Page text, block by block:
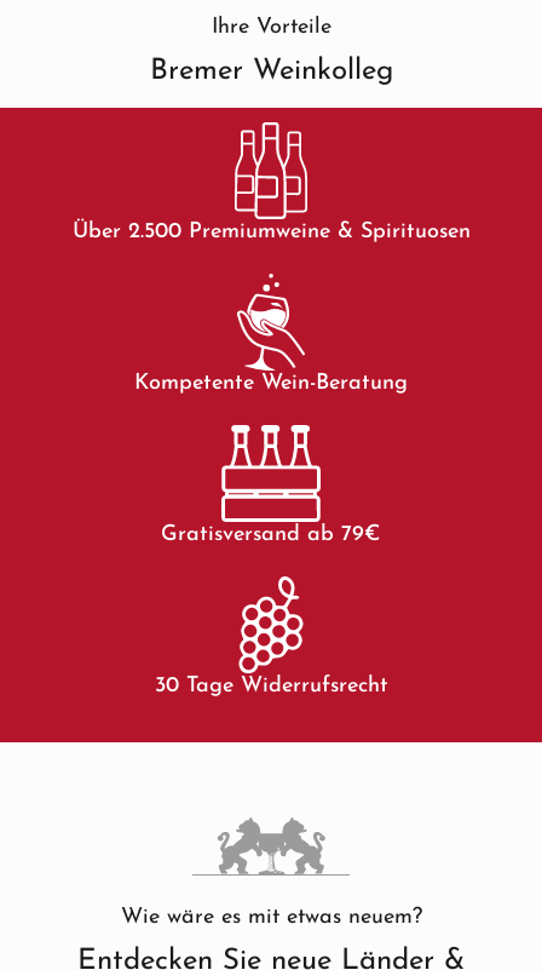
Ihre Vorteile
Bremer Weinkolleg
Über 2.500 Premiumweine & Spirituosen
Kompetente Wein-Beratung
Gratisversand ab 79€
30 Tage Widerrufsrecht
Wie wäre es mit etwas neuem?
Entdecken Sie neue Länder &